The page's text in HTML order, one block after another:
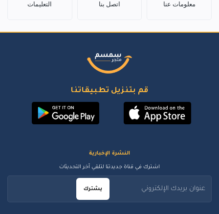
معلومات عنا اتصل بنا التعليمات
قم بتنزيل تطبيقاتنا
النشرة الإخبارية
اشترك في قناة جديدتنا لتلقي آخر التحديثات
يشترك